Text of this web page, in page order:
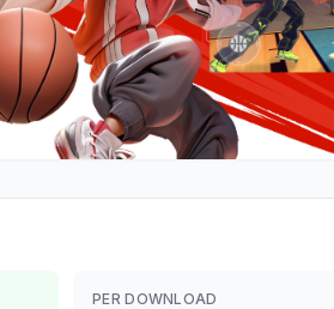
PER DOWNLOAD